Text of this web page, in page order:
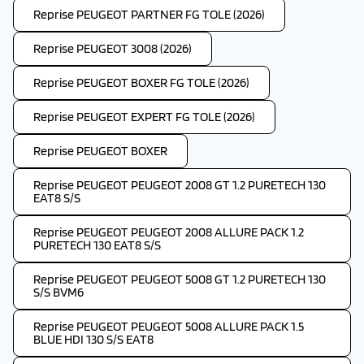
Reprise PEUGEOT PARTNER FG TOLE (2026)
Reprise PEUGEOT 3008 (2026)
Reprise PEUGEOT BOXER FG TOLE (2026)
Reprise PEUGEOT EXPERT FG TOLE (2026)
Reprise PEUGEOT BOXER
Reprise PEUGEOT PEUGEOT 2008 GT 1.2 PURETECH 130
EAT8 S/S
Reprise PEUGEOT PEUGEOT 2008 ALLURE PACK 1.2
PURETECH 130 EAT8 S/S
Reprise PEUGEOT PEUGEOT 5008 GT 1.2 PURETECH 130
S/S BVM6
Reprise PEUGEOT PEUGEOT 5008 ALLURE PACK 1.5
BLUE HDI 130 S/S EAT8